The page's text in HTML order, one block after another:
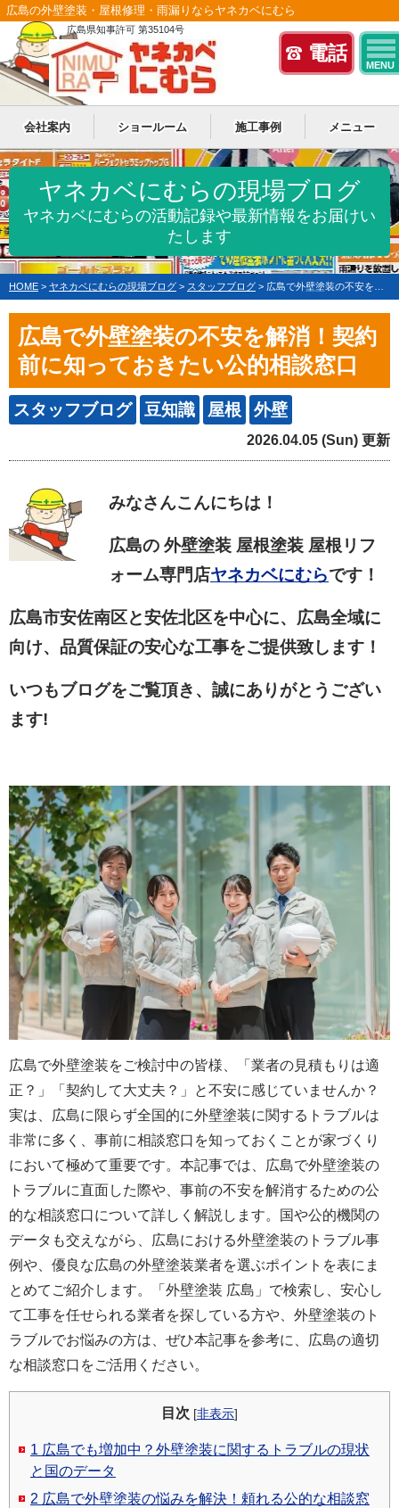
電話
MENU
広島の外壁塗装・屋根修理・雨漏りならヤネカベにむら
広島県知事許可 第35104号
会社案内 ショールーム 施工事例 メニュー
ヤネカベにむらの現場ブログ
ヤネカベにむらの活動記録や最新情報をお届けい
たします
HOME > ヤネカベにむらの現場ブログ > スタッフブログ > 広島で外壁塗装の不安を解消！契約前に知っておきたい公的相談窓口
広島で外壁塗装の不安を解消！契約
前に知っておきたい公的相談窓口
スタッフブログ 豆知識 屋根 外壁
2026.04.05 (Sun) 更新
みなさんこんにちは！
広島の 外壁塗装 屋根塗装 屋根リフ
ォーム専門店ヤネカベにむらです！
広島市安佐南区と安佐北区を中心に、広島全域に
向け、品質保証の安心な工事をご提供致します！
いつもブログをご覧頂き、誠にありがとうござい
ます!
広島で外壁塗装をご検討中の皆様、「業者の見積もりは適
正？」「契約して大丈夫？」と不安に感じていませんか？
実は、広島に限らず全国的に外壁塗装に関するトラブルは
非常に多く、事前に相談窓口を知っておくことが家づくり
において極めて重要です。本記事では、広島で外壁塗装の
トラブルに直面した際や、事前の不安を解消するための公
的な相談窓口について詳しく解説します。国や公的機関の
データも交えながら、広島における外壁塗装のトラブル事
例や、優良な広島の外壁塗装業者を選ぶポイントを表にま
とめてご紹介します。「外壁塗装 広島」で検索し、安心し
て工事を任せられる業者を探している方や、外壁塗装のト
ラブルでお悩みの方は、ぜひ本記事を参考に、広島の適切
な相談窓口をご活用ください。
目次 [非表示]
1 広島でも増加中？外壁塗装に関するトラブルの現状
と国のデータ
2 広島で外壁塗装の悩みを解決！頼れる公的な相談窓